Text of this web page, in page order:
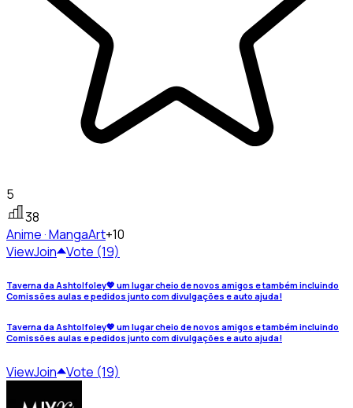
5
38
Anime · MangaArt+10
ViewJoin Vote (19)
Taverna da Ashtolfoley💖 um lugar cheio de novos amigos e também incluindo
Comissões aulas e pedidos junto com divulgações e auto ajuda!
Taverna da Ashtolfoley💖 um lugar cheio de novos amigos e também incluindo
Comissões aulas e pedidos junto com divulgações e auto ajuda!
ViewJoin Vote (19)